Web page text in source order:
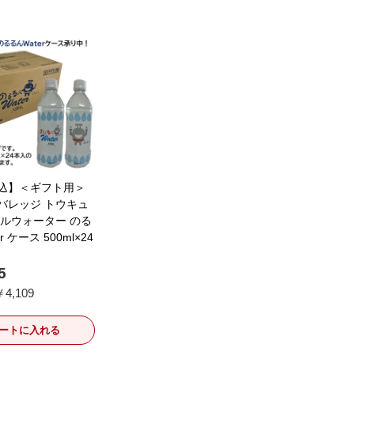
】＜ギフト用＞
レッジ トウキュ
ウォーター のる
ケース 500ml×24
4,109
トに入れる